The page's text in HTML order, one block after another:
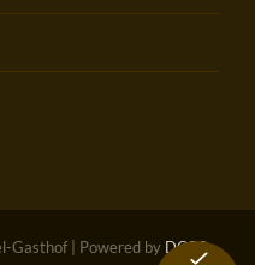
Gasthof | Powered by DOPS